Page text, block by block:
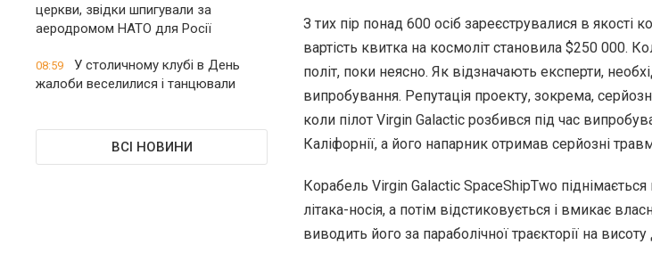
церкви, звідки шпигували за
аеродромом НАТО для Росії
08:59
У столичному клубі в День
жалоби веселилися і танцювали
ВСІ НОВИНИ
З тих пір понад 600 осіб зареєструвалися в якості
вартість квитка на космоліт становила $250 000.
політ, поки неясно. Як відзначають експерти,
випробування. Репутація проекту, зокрема,
коли пілот Virgin Galactic розбився під час
Каліфорнії, а його напарник отримав серйозні
Корабель Virgin Galactic SpaceShipTwo
літака-носія, а потім відстиковується і вмикає
виводить його за параболічної траєкторії на